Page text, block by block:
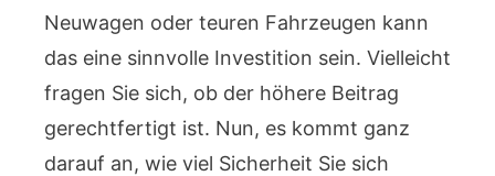
Neuwagen oder teuren Fahrzeugen kann
das eine sinnvolle Investition sein. Vielleicht
fragen Sie sich, ob der höhere Beitrag
gerechtfertigt ist. Nun, es kommt ganz
darauf an, wie viel Sicherheit Sie sich